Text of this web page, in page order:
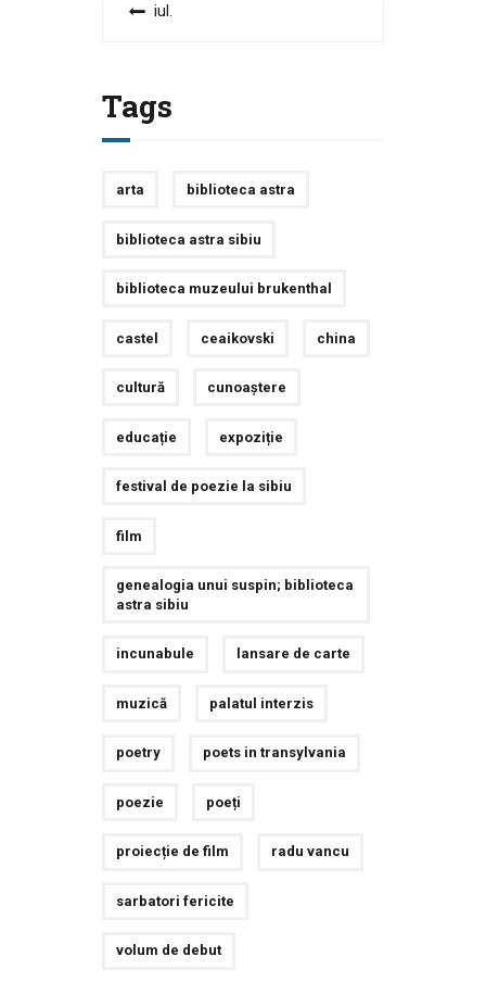
« iul.
Tags
arta biblioteca astra
biblioteca astra sibiu
biblioteca muzeului brukenthal
castel ceaikovski china
cultură cunoaștere
educație expoziție
festival de poezie la sibiu
film
genealogia unui suspin; biblioteca
astra sibiu
incunabule lansare de carte
muzică palatul interzis
poetry poets in transylvania
poezie poeți
proiecție de film radu vancu
sarbatori fericite
volum de debut